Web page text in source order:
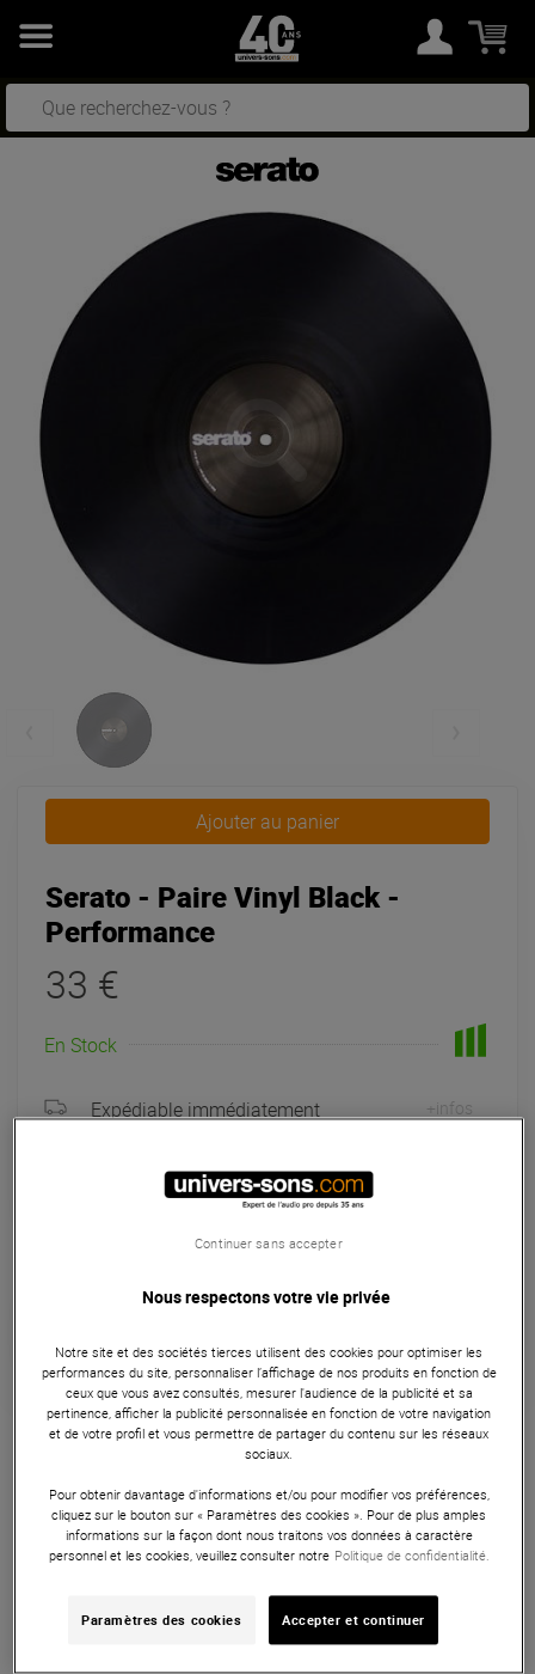
Ajouter au panier
Serato - Paire Vinyl Black -
Performance
33 €
En Stock
Expédiable immédiatement +infos
à Univers-sons
Logiciel DJ
DJ PRO. Couleur noir.
ARTICLE N° 36893
Accessoires
Nous respectons votre vie privée
Notre site et des sociétés tierces utilisent des cookies pour optimiser les
performances du site, personnaliser l’affichage de nos produits en fonction de
ceux que vous avez consultés, mesurer l'audience de la publicité et sa
pertinence, afficher la publicité personnalisée en fonction de votre navigation
et de votre profil et vous permettre de partager du contenu sur les réseaux
sociaux.
Pour obtenir davantage d'informations et/ou pour modifier vos préférences,
cliquez sur le bouton sur « Paramètres des cookies ». Pour de plus amples
informations sur la façon dont nous traitons vos données à caractère
personnel et les cookies, veuillez consulter notre Politique de confidentialité.
Paramètres des cookies Accepter et continuer
Continuer sans accepter